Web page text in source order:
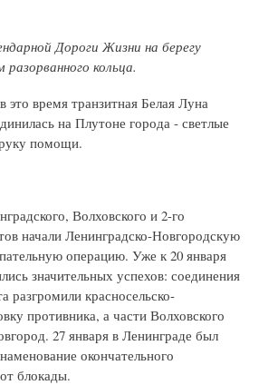
Дороги Жизни на берегу
кольца.
время транзитная Белая Луна
на Плутоне города - светлые
помощи.
Волховского и 2-го
начали Ленинградско-Новгородскую
операцию. Уже к 20 января
значительных успехов: соединения
разгромили красносельско-
противника, а части Волховского
27 января в Ленинграде был
окончательного
блокады.